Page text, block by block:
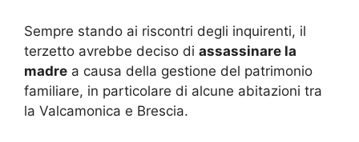
Sempre stando ai riscontri degli inquirenti, il
terzetto avrebbe deciso di assassinare la
madre a causa della gestione del patrimonio
familiare, in particolare di alcune abitazioni tra
la Valcamonica e Brescia.